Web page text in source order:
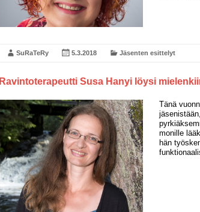
SuRaTeRy 5.3.2018 Jäsenten esittelyt
Ravintoterapeutti Susa Hanyi löysi
Tänä
monille
hän